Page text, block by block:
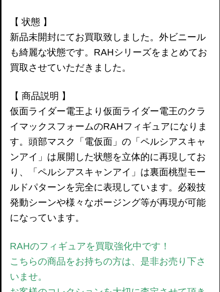
【 状態 】
新品未開封にてお買取致しました。外ビニール
も綺麗な状態です。RAHシリーズをまとめてお
買取させていただきました。
【 商品説明 】
仮面ライダー電王より仮面ライダー電王のクラ
イマックスフォームのRAHフィギュアになりま
す。頭部マスク「電仮面」の「ペルシアスキャ
ンアイ」は展開した状態を立体的に再現してお
り、「ペルシアスキャンアイ」は裏面桃型モー
ルドパターンを完全に表現しています。必殺技
発動シーンや様々なポージング等が再現が可能
になっています。
RAHのフィギュアを買取強化中です！
こちらの商品をお持ちの方は、是非お売り下さ
いませ。